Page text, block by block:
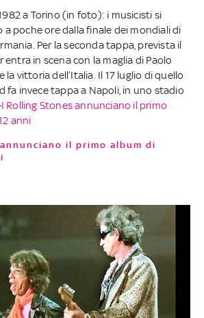
a Torino (in foto): i musicisti si
a poche ore dalla finale dei mondiali di
Per la seconda tappa, prevista il
entra in scena con la maglia di Paolo
la vittoria dell’Italia. Il 17 luglio di quello
fa invece tappa a Napoli, in uno stadio
I Rolling Stones annunciano il primo
anni